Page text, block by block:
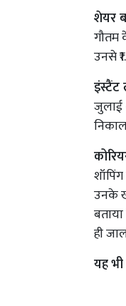
शेयर
गौतम
उनसे
इंस्टैंट
जुलाई
उनके
ही
यह